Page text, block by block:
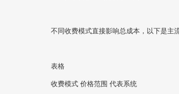
不同收费模式直接影响总成本，以下是主
表格
收费模式 价格范围 代表系统